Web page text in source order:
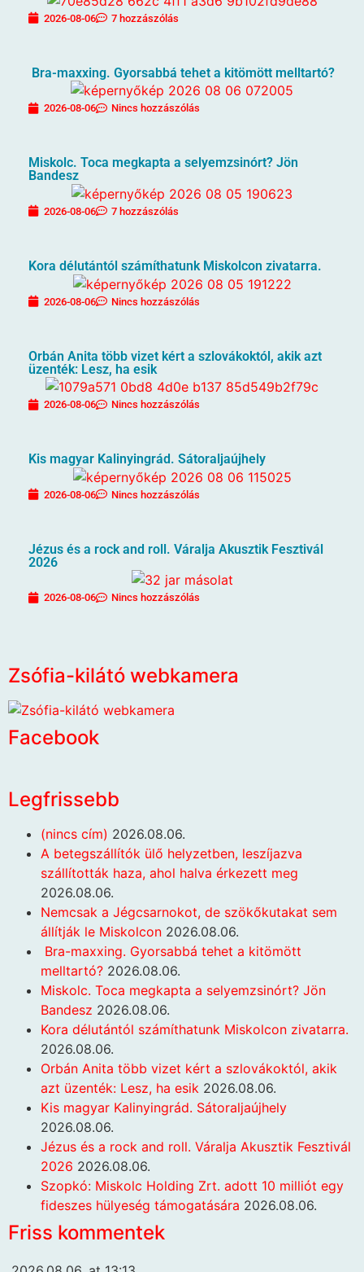
2026-08-06 7 hozzászólás
Bra-maxxing. Gyorsabbá tehet a kitömött melltartó?
2026-08-06 Nincs hozzászólás
Miskolc. Toca megkapta a selyemzsinórt? Jön
Bandesz
2026-08-06 7 hozzászólás
Kora délutántól számíthatunk Miskolcon zivatarra.
2026-08-06 Nincs hozzászólás
Orbán Anita több vizet kért a szlovákoktól, akik azt
üzenték: Lesz, ha esik
2026-08-06 Nincs hozzászólás
Kis magyar Kalinyingrád. Sátoraljaújhely
2026-08-06 Nincs hozzászólás
Jézus és a rock and roll. Váralja Akusztik Fesztivál
2026
2026-08-06 Nincs hozzászólás
Zsófia-kilátó webkamera
Facebook
Legfrissebb
(nincs cím) 2026.08.06.
A betegszállítók ülő helyzetben, leszíjazva
szállították haza, ahol halva érkezett meg
2026.08.06.
Nemcsak a Jégcsarnokot, de szökőkutakat sem
állítják le Miskolcon 2026.08.06.
Bra-maxxing. Gyorsabbá tehet a kitömött
melltartó? 2026.08.06.
Miskolc. Toca megkapta a selyemzsinórt? Jön
Bandesz 2026.08.06.
Kora délutántól számíthatunk Miskolcon zivatarra.
2026.08.06.
Orbán Anita több vizet kért a szlovákoktól, akik
azt üzenték: Lesz, ha esik 2026.08.06.
Kis magyar Kalinyingrád. Sátoraljaújhely
2026.08.06.
Jézus és a rock and roll. Váralja Akusztik Fesztivál
2026 2026.08.06.
Szopkó: Miskolc Holding Zrt. adott 10 milliót egy
fideszes hülyeség támogatására 2026.08.06.
Friss kommentek